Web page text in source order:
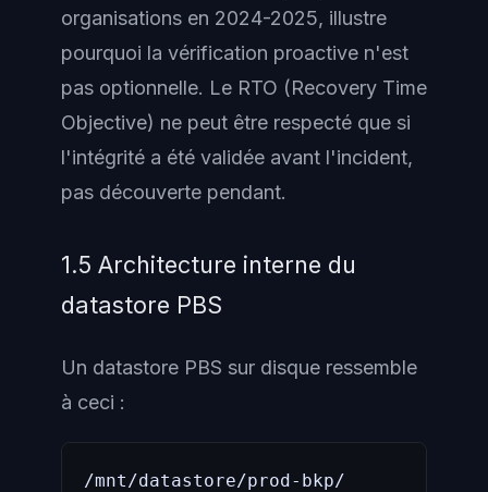
organisations en 2024-2025, illustre
pourquoi la vérification proactive n'est
pas optionnelle. Le RTO (Recovery Time
Objective) ne peut être respecté que si
l'intégrité a été validée avant l'incident,
pas découverte pendant.
1.5 Architecture interne du
datastore PBS
Un datastore PBS sur disque ressemble
à ceci :
/mnt/datastore/prod-bkp/